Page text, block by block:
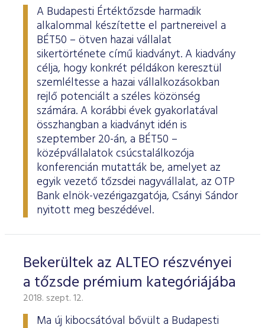
A Budapesti Értéktőzsde harmadik
alkalommal készítette el partnereivel a
BÉT50 – ötven hazai vállalat
sikertörténete című kiadványt. A kiadvány
célja, hogy konkrét példákon keresztül
szemléltesse a hazai vállalkozásokban
rejlő potenciált a széles közönség
számára. A korábbi évek gyakorlatával
összhangban a kiadványt idén is
szeptember 20-án, a BÉT50 –
középvállalatok csúcstalálkozója
konferencián mutatták be, amelyet az
egyik vezető tőzsdei nagyvállalat, az OTP
Bank elnök-vezérigazgatója, Csányi Sándor
nyitott meg beszédével.
Bekerültek az ALTEO részvényei
a tőzsde prémium kategóriájába
2018. szept. 12.
Ma új kibocsátóval bővült a Budapesti